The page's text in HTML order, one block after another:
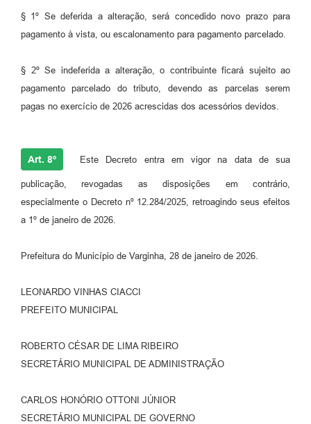
§ 1º Se deferida a alteração, será concedido novo prazo para
pagamento à vista, ou escalonamento para pagamento parcelado.
§ 2º Se indeferida a alteração, o contribuinte ficará sujeito ao
pagamento parcelado do tributo, devendo as parcelas serem
pagas no exercício de 2026 acrescidas dos acessórios devidos.
Art. 8º Este Decreto entra em vigor na data de sua
publicação, revogadas as disposições em contrário,
especialmente o Decreto nº 12.284/2025, retroagindo seus efeitos
a 1º de janeiro de 2026.
Prefeitura do Município de Varginha, 28 de janeiro de 2026.
LEONARDO VINHAS CIACCI
PREFEITO MUNICIPAL
ROBERTO CÉSAR DE LIMA RIBEIRO
SECRETÁRIO MUNICIPAL DE ADMINISTRAÇÃO
CARLOS HONÓRIO OTTONI JÚNIOR
SECRETÁRIO MUNICIPAL DE GOVERNO